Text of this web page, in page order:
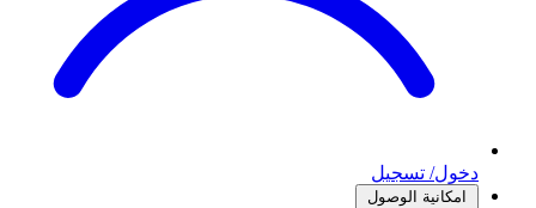
دخول/ تسجيل
امكانية الوصول